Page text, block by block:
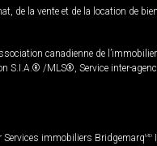
de la vente et de la location de
canadienne de
S.I.A.® /MLS®, Service inter-
Services immobiliers BridgemarqMD